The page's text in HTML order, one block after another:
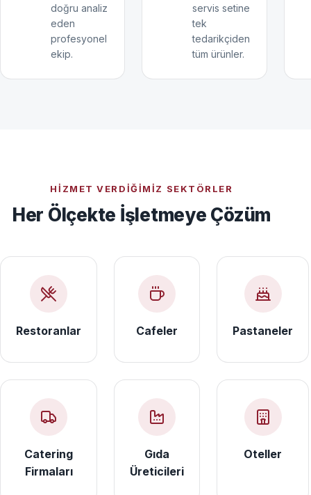
doğru analiz
eden
profesyonel
ekip.
servis setine
tek
tedarikçiden
tüm ürünler.
HIZMET VERDIĞIMIZ SEKTÖRLER
Her Ölçekte İşletmeye Çözüm
Restoranlar Cafeler Pastaneler
Catering
Firmaları
Gıda
Üreticileri
Oteller